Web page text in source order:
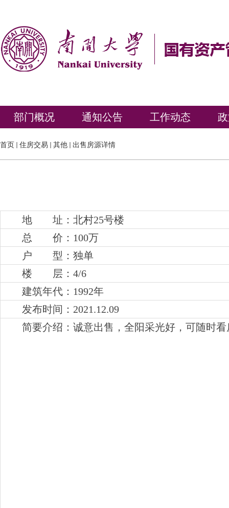
部门概况 通知公告 工作动态
首页 住房交易 其他 出售房源详情
地 址：北村25号楼
总 价：100万
户 型：独单
楼 层：4/6
建筑年代：1992年
发布时间：2021.12.09
简要介绍： 诚意出售，全阳采光好，可随时看